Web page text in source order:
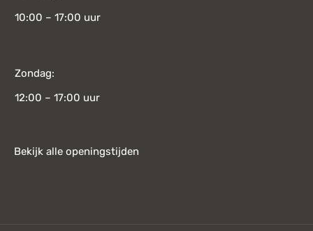
10:00 – 17:00 uur
Zondag:
12:00 – 17:00 uur
Bekijk alle openingstijden